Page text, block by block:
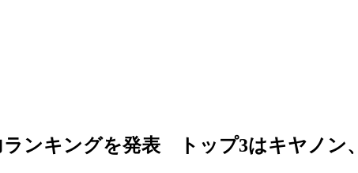
ランキングを発表 トップ3はキヤノン